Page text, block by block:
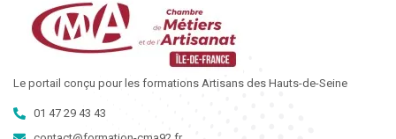
Le portail conçu pour les formations Artisans des Hauts-de-Seine
01 47 29 43 43